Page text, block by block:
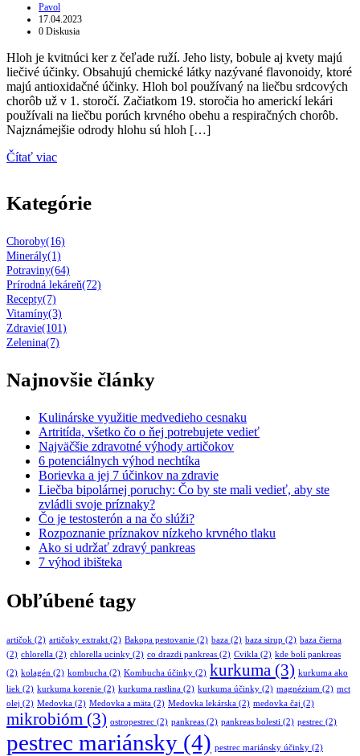
Pavol
17.04.2023
0 Diskusia
Hloh je kvitnúci ker z čeľade ruží. Jeho listy, bobule aj kvety majú
liečivé účinky. Obsahujú chemické látky nazývané flavonoidy, ktoré
majú antioxidačné účinky. Hloh bol používaný na liečbu srdcových
chorôb už v 1. storočí. Začiatkom 19. storočia ho americkí lekári
používali na liečbu porúch krvného obehu a respiračných chorôb.
Najznámejšie odrody hlohu sú hloh […]
Čítať viac
Kategórie
Choroby(16)
Minerály(1)
Potraviny(64)
Prírodná lekáreň(72)
Recepty(7)
Vitamíny(3)
Zdravie(101)
Zelenina(7)
Najnovšie články
Kulinárske využitie medvedieho cesnaku
Artritída, všetko čo o ňej potrebujete vedieť
Najväčšie zdravotné výhody artičokov
6 potenciálnych výhod nechtíka
Borievka a jej 7 účinkov na zdravie
Liečba bipolárnej poruchy: Čo by ste mali vedieť, aby ste
zvládli svoje príznaky?
Čo je testosterón a na čo slúži?
Rozpoznanie príznakov nízkeho krvného tlaku
Ako si udržať zdravý pankreas
7 výhod ibišteka
Obľúbené tagy
artičok (2) artičoky extrakt (2) Bakopa pestovanie (2) baza (2) baza sirup (2) baza čierna
(2) chlorella (2) chlorella ucinky (2) co drazdi pankreas (2) Cvikla (2) kde bolí pankreas
(2) kolagén (2) kombucha (2) Kombucha účinky (2) kurkuma (3) kurkuma ako
liek (2) kurkuma korenie (2) kurkuma rastlina (2) kurkuma účinky (2) magnézium (2) mct
olej (2) Medovka (2) Medovka a mäta (2) Medovka lekárska (2) medovka čaj (2)
mikrobióm (3) ostropestrec (2) pankreas (2) pankreas bolesti (2) pestrec (2)
pestrec mariánsky (4) pestrec mariánsky účinky (2)